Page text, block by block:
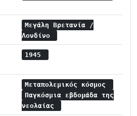
Μεγάλη Βρετανία /
Λονδίνο
1945
Μεταπολεμικός κόσμος
Παγκόσμια εβδομάδα της
νεολαίας